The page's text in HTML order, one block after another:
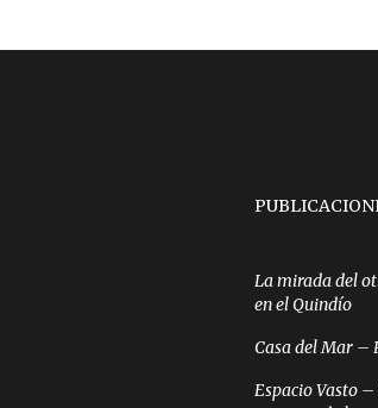
La mirada del
en el Quindío
Casa del Mar –
Espacio Vasto